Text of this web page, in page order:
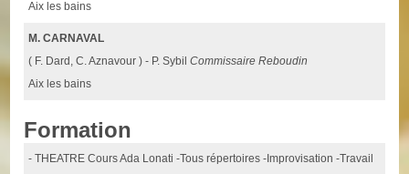
Aix les bains
M. CARNAVAL
( F. Dard, C. Aznavour ) - P. SybilCommissaire Reboudin
Aix les bains
Formation
- THEATRE Cours Ada Lonati -Tous répertoires -Improvisation -Travail